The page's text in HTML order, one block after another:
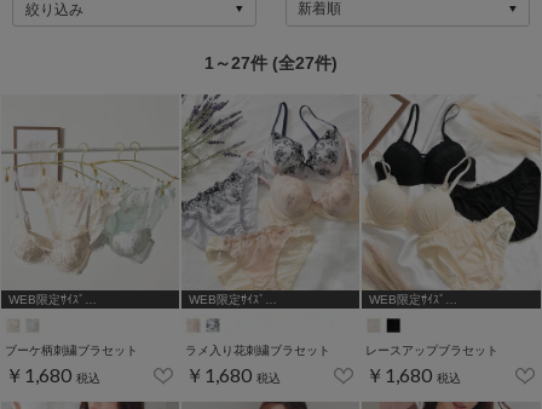
絞り込み
1～27件 (全27件)
WEB限定ｻｲｽﾞ
ブーケ柄刺繍ブラセット
￥1,680 税込
WEB限定ｻｲｽﾞ
ラメ入り花刺繍ブラセット
￥1,680 税込
WEB限定ｻｲｽﾞ
レースアップブラセット
￥1,680 税込